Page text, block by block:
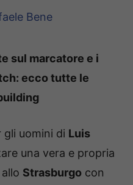
Bene
sul marcatore e i
ecco tutte le
uomini di Luis
una vera e propria
Strasburgo con